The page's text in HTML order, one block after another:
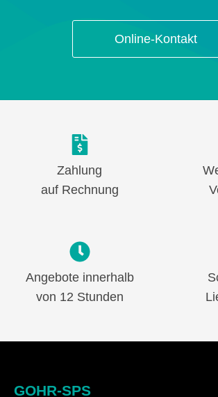
Online-Kontakt
Zahlung
auf Rechnung
Angebote innerhalb
von 12 Stunden
GOHR-SPS